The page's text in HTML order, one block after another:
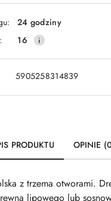
Wyślij
24 godziny
16
5905258314839
PRODUKTU OPINIE
z trzema otworami.
lipowego lub